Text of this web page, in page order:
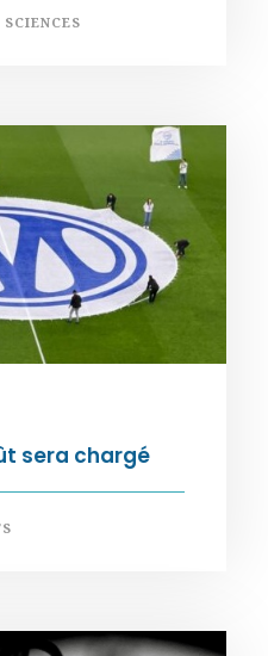
sera chargé